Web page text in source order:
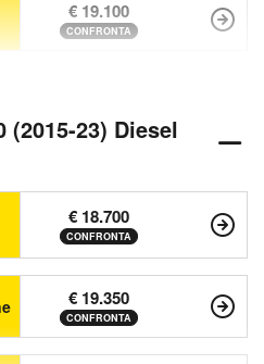
€ 19.100
CONFRONTA
23) Diesel
€ 18.700
CONFRONTA
€ 19.350
CONFRONTA